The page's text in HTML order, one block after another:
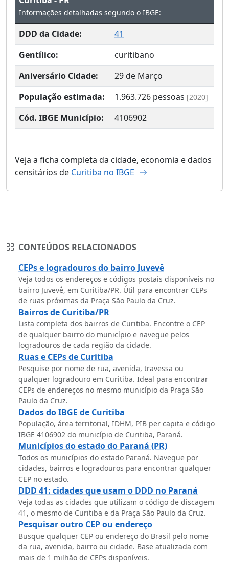
Informações detalhadas segundo o IBGE:
DDD da Cidade:
41
Gentílico:
curitibano
Aniversário Cidade:
29 de Março
População estimada:
1.963.726 pessoas [2020]
Cód. IBGE Município: 4106902
Veja a ficha completa da cidade, economia e dados
censitários de Curitiba no IBGE
CONTEÚDOS RELACIONADOS
CEPs e logradouros do bairro Juvevê
Veja todos os endereços e códigos postais disponíveis no
bairro Juvevê, em Curitiba/PR. Útil para encontrar CEPs
de ruas próximas da Praça São Paulo da Cruz.
Bairros de Curitiba/PR
Lista completa dos bairros de Curitiba. Encontre o CEP
de qualquer bairro do município e navegue pelos
logradouros de cada região da cidade.
Ruas e CEPs de Curitiba
Pesquise por nome de rua, avenida, travessa ou
qualquer logradouro em Curitiba. Ideal para encontrar
CEPs de endereços no mesmo município da Praça São
Paulo da Cruz.
Dados do IBGE de Curitiba
População, área territorial, IDHM, PIB per capita e código
IBGE 4106902 do município de Curitiba, Paraná.
Municípios do estado do Paraná (PR)
Todos os municípios do estado Paraná. Navegue por
cidades, bairros e logradouros para encontrar qualquer
CEP no estado.
DDD 41: cidades que usam o DDD no Paraná
Veja todas as cidades que utilizam o código de discagem
41, o mesmo de Curitiba e da Praça São Paulo da Cruz.
Pesquisar outro CEP ou endereço
Busque qualquer CEP ou endereço do Brasil pelo nome
da rua, avenida, bairro ou cidade. Base atualizada com
mais de 1 milhão de CEPs disponíveis.